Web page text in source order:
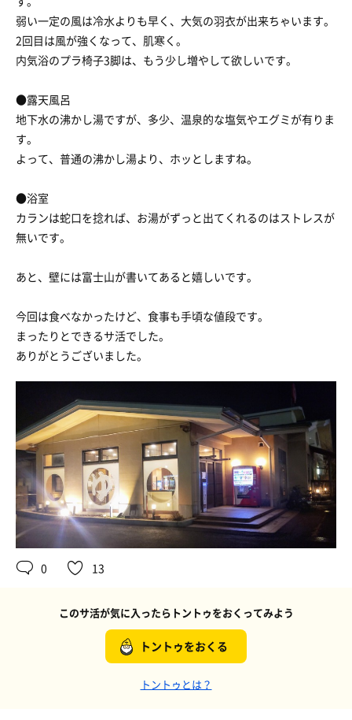
弱い一定の風は冷水よりも早く、大気の羽衣が出来ちゃいます。
2回目は風が強くなって、肌寒く。
内気浴のプラ椅子3脚は、もう少し増やして欲しいです。
●露天風呂
地下水の沸かし湯ですが、多少、温泉的な塩気やエグミが有りま
す。
よって、普通の沸かし湯より、ホッとしますね。
●浴室
カランは蛇口を捻れば、お湯がずっと出てくれるのはストレスが
無いです。
あと、壁には富士山が書いてあると嬉しいです。
今回は食べなかったけど、食事も手頃な値段です。
まったりとできるサ活でした。
ありがとうございました。
0 13
このサ活が気に入ったらトントゥをおくってみよう
トントゥをおくる
トントゥとは？